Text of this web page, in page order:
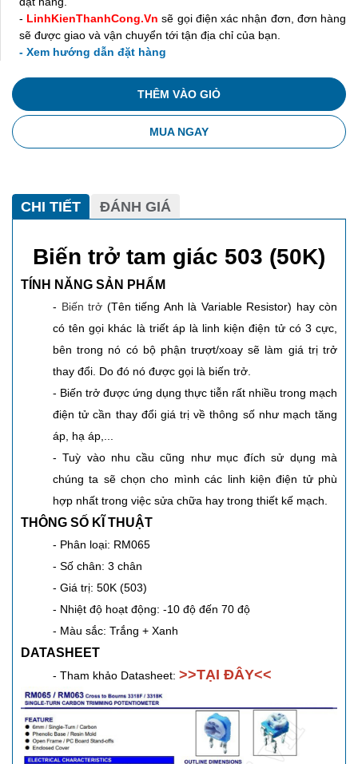
- LinhKienThanhCong.Vn sẽ gọi điện xác nhận đơn, đơn hàng
sẽ được giao và vận chuyển tới tận địa chỉ của bạn.
- Xem hướng dẫn đặt hàng
THÊM VÀO GIỎ
MUA NGAY
CHI TIẾT ĐÁNH GIÁ
Biến trở tam giác 503 (50K)
TÍNH NĂNG SẢN PHẨM
- Biến trở (Tên tiếng Anh là Variable Resistor) hay còn
có tên gọi khác là triết áp là linh kiện điện tử có 3 cực,
bên trong nó có bộ phận trượt/xoay sẽ làm giá trị trở
thay đổi. Do đó nó được gọi là biến trở.
- Biến trở được ứng dụng thực tiễn rất nhiều trong mạch
điện tử cần thay đổi giá trị về thông số như mạch tăng
áp, hạ áp,...
- Tuỳ vào nhu cầu cũng như mục đích sử dụng mà
chúng ta sẽ chọn cho mình các linh kiện điện tử phù
hợp nhất trong việc sửa chữa hay trong thiết kế mạch.
THÔNG SỐ KĨ THUẬT
- Phân loại: RM065
- Số chân: 3 chân
- Giá trị: 50K (503)
- Nhiệt độ hoạt động: -10 độ đến 70 độ
- Màu sắc: Trắng + Xanh
DATASHEET
- Tham khảo Datasheet: >>TẠI ĐÂY<<